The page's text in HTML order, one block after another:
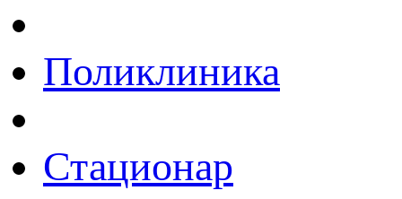
Поликлиника
Стационар